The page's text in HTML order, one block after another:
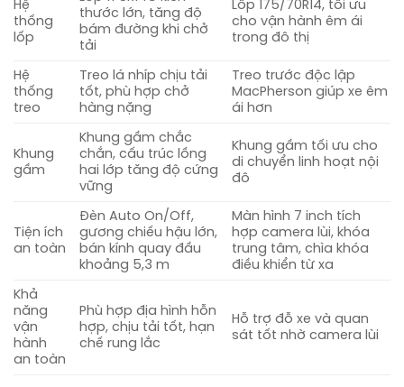
Hệ
thống
lốp
thước lớn, tăng độ
bám đường khi chở
tải
Lốp 175/70R14, tối ưu
cho vận hành êm ái
trong đô thị
Hệ
thống
treo
Treo lá nhíp chịu tải
tốt, phù hợp chở
hàng nặng
Treo trước độc lập
MacPherson giúp xe êm
ái hơn
Khung
gầm
Khung gầm chắc
chắn, cấu trúc lồng
hai lớp tăng độ cứng
vững
Khung gầm tối ưu cho
di chuyển linh hoạt nội
đô
Tiện ích
an toàn
Đèn Auto On/Off,
gương chiếu hậu lớn,
bán kính quay đầu
khoảng 5,3 m
Màn hình 7 inch tích
hợp camera lùi, khóa
trung tâm, chìa khóa
điều khiển từ xa
Khả
năng
vận
hành
an toàn
Phù hợp địa hình hỗn
hợp, chịu tải tốt, hạn
chế rung lắc
Hỗ trợ đỗ xe và quan
sát tốt nhờ camera lùi